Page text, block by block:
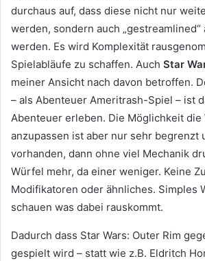
durchaus auf, dass diese nicht nur
werden, sondern auch
werden. Es wird Komplexität
Spielabläufe zu schaffen. Auch Star
meiner Ansicht nach davon betroffen.
– als Abenteuer Ameritrash-Spiel – ist
Abenteuer erleben. Die Möglichkeit die
anzupassen ist aber nur sehr begrenzt
vorhanden, dann ohne viel Mechanik
Würfel mehr, da einer weniger. Keine
Modifikatoren oder ähnliches. Simples
schauen was dabei rauskommt.
Dadurch dass Star Wars: Outer Rim
gespielt wird – statt wie z.B. Eldritch